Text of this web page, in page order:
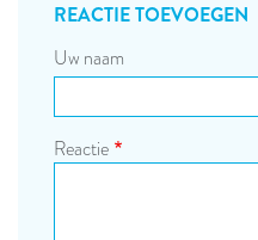
REACTIE TOEVOEGEN
Uw naam
Reactie